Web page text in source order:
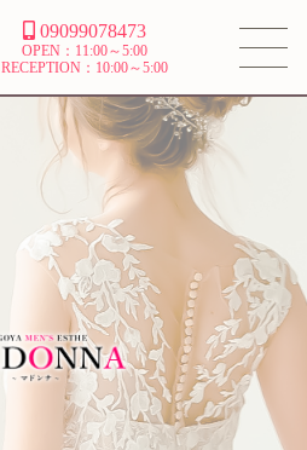
09099078473
OPEN：11:00～5:00
RECEPTION：10:00～5:00